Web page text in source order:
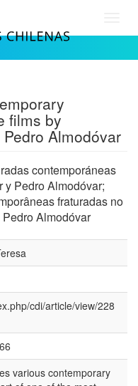
films by
Almodóvar
contemporáneas
Pedro Almodóvar;
fraturadas no
Almodóvar
cdi/article/view/228
various contemporary